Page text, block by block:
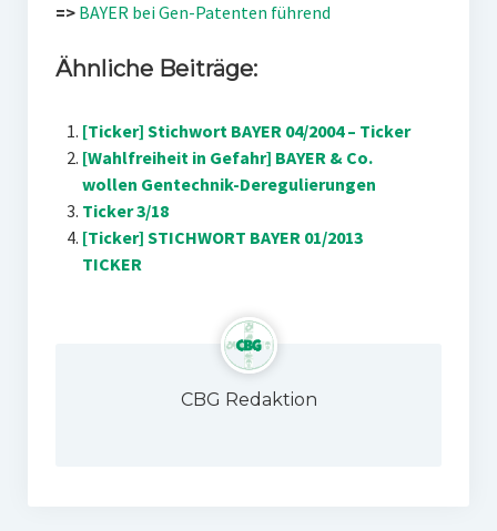
=> BAYER bei Gen-Patenten führend
Ähnliche Beiträge:
[Ticker] Stichwort BAYER 04/2004 – Ticker
[Wahlfreiheit in Gefahr] BAYER & Co.
wollen Gentechnik-Deregulierungen
Ticker 3/18
[Ticker] STICHWORT BAYER 01/2013
TICKER
CBG Redaktion